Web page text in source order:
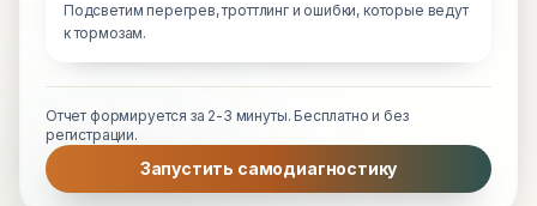
Подсветим перегрев, троттлинг и ошибки, которые ведут
к тормозам.
Отчет формируется за 2-3 минуты. Бесплатно и без
регистрации.
Запустить самодиагностику